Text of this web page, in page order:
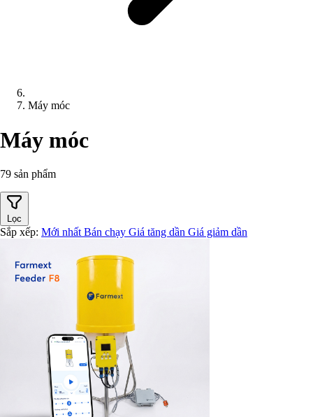
Máy móc
Máy móc
79 sản phẩm
Lọc
Sắp xếp: Mới nhất Bán chạy Giá tăng dần Giá giảm dần